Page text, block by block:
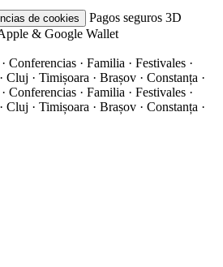
de cookies Pagos seguros 3D
& Google Wallet
Conferencias · Familia · Festivales ·
Cluj · Timișoara · Brașov · Constanța ·
Conferencias · Familia · Festivales ·
Cluj · Timișoara · Brașov · Constanța ·